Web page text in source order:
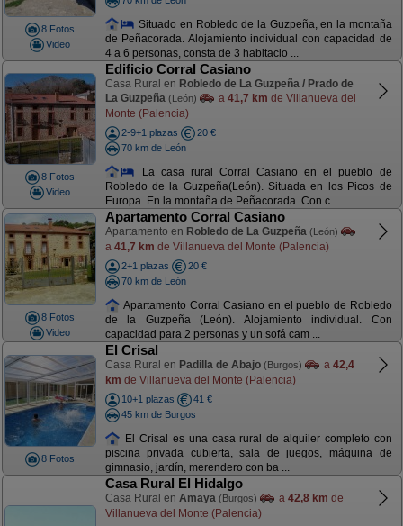
8 Fotos
Video
Situado en Robledo de la Guzpeña, en la montaña
de Peñacorada. Alojamiento individual con capacidad de
4 a 6 personas, consta de 3 habitacio ...
8 Fotos
Video
Edificio Corral Casiano
Casa Rural en Robledo de La Guzpeña / Prado de
La Guzpeña (León) a 41,7 km de Villanueva del
Monte (Palencia)
2-9+1 plazas
20 €
70 km de León
La casa rural Corral Casiano en el pueblo de
Robledo de la Guzpeña(León). Situada en los Picos de
Europa. En la montaña de Peñacorada. Con c ...
8 Fotos
Video
Apartamento Corral Casiano
Apartamento en Robledo de La Guzpeña (León)
a 41,7 km de Villanueva del Monte (Palencia)
2+1 plazas
20 €
70 km de León
Apartamento Corral Casiano en el pueblo de Robledo
de la Guzpeña (León). Alojamiento individual. Con
capacidad para 2 personas y un sofá cam ...
8 Fotos
El Crisal
Casa Rural en Padilla de Abajo (Burgos) a 42,4
km de Villanueva del Monte (Palencia)
10+1 plazas
41 €
45 km de Burgos
El Crisal es una casa rural de alquiler completo con
piscina privada cubierta, sala de juegos, máquina de
gimnasio, jardín, merendero con ba ...
Casa Rural El Hidalgo
Casa Rural en Amaya (Burgos) a 42,8 km de
Villanueva del Monte (Palencia)